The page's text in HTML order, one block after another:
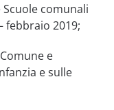
comunali
febbraio 2019;
e
e sulle